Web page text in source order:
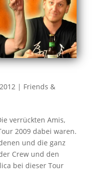
| Friends &
verrückten Amis,
2009 dabei waren.
und die ganz
Crew und den
bei dieser Tour